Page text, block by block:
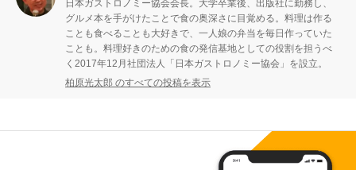
日本ガストロノミー協会会長。大学卒業後、出版社に勤務し、
グルメ本を手がけたことで食の奥深さに目覚める。料理は作る
ことも食べることも大好きで、一人娘の弁当を毎日作っていた
ことも。料理好きのための食の発信基地としての役割を担うべ
く2017年12月社団法人「日本ガストロノミー協会」を設立。
柏原光太郎 のすべての投稿を表示